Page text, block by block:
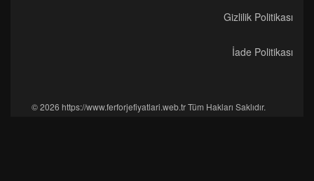
Gizlilik Politikası
İade Politikası
© 2026 https://www.ferforjefiyatlari.web.tr Tüm Hakları Saklıdır.